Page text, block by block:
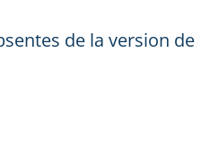
de la version de